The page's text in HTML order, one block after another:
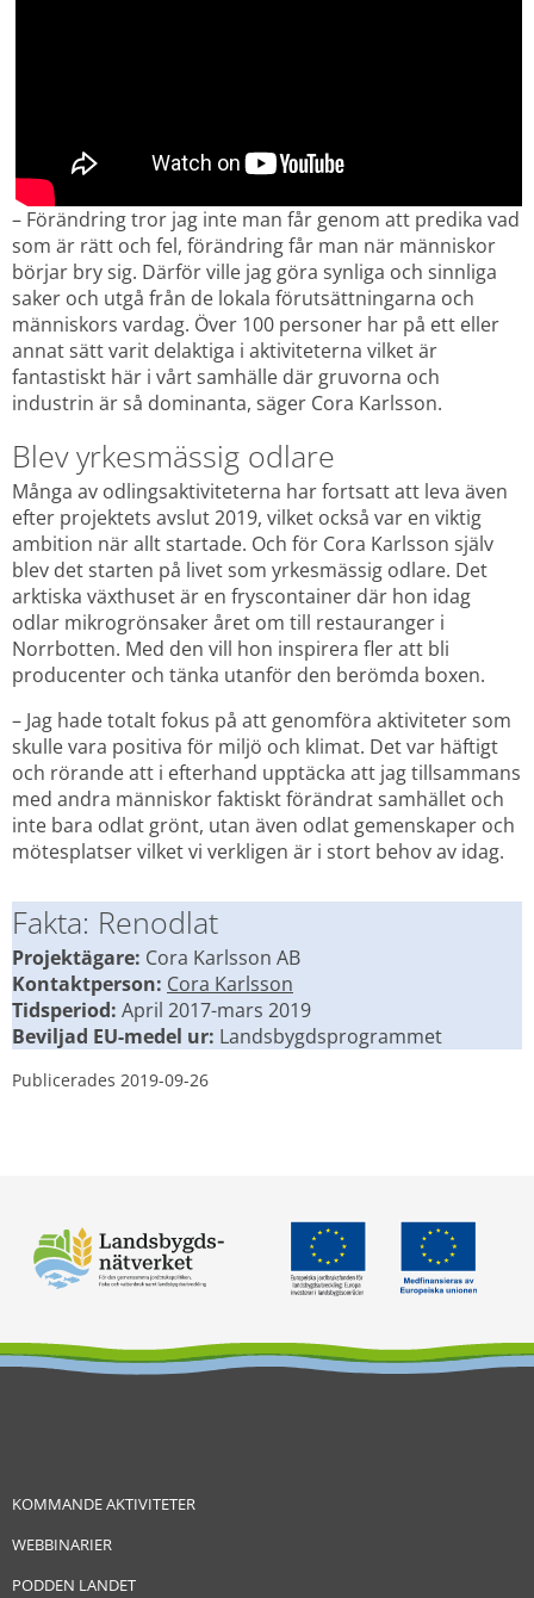
– Förändring tror jag inte man får genom att predika vad
som är rätt och fel, förändring får man när människor
börjar bry sig. Därför ville jag göra synliga och sinnliga
saker och utgå från de lokala förutsättningarna och
människors vardag. Över 100 personer har på ett eller
annat sätt varit delaktiga i aktiviteterna vilket är
fantastiskt här i vårt samhälle där gruvorna och
industrin är så dominanta, säger Cora Karlsson.
Blev yrkesmässig odlare
Många av odlingsaktiviteterna har fortsatt att leva även
efter projektets avslut 2019, vilket också var en viktig
ambition när allt startade. Och för Cora Karlsson själv
blev det starten på livet som yrkesmässig odlare. Det
arktiska växthuset är en fryscontainer där hon idag
odlar mikrogrönsaker året om till restauranger i
Norrbotten. Med den vill hon inspirera fler att bli
producenter och tänka utanför den berömda boxen.
– Jag hade totalt fokus på att genomföra aktiviteter som
skulle vara positiva för miljö och klimat. Det var häftigt
och rörande att i efterhand upptäcka att jag tillsammans
med andra människor faktiskt förändrat samhället och
inte bara odlat grönt, utan även odlat gemenskaper och
mötesplatser vilket vi verkligen är i stort behov av idag.
Fakta: Renodlat
Projektägare: Cora Karlsson AB
Kontaktperson: Cora Karlsson
Tidsperiod: April 2017-mars 2019
Beviljad EU-medel ur: Landsbygdsprogrammet
Publicerades 2019-09-26
KOMMANDE AKTIVITETER
WEBBINARIER
PODDEN LANDET